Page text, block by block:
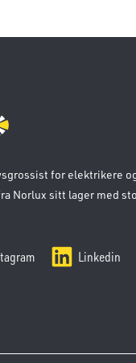
for elektrikere
Norlux sitt lager med
Linkedin